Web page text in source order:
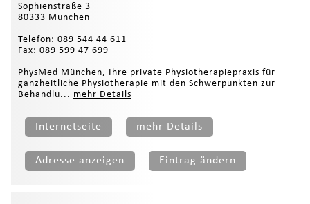
Sophienstraße 3
80333 München
Telefon: 089 544 44 611
Fax: 089 599 47 699
PhysMed München, Ihre private Physiotherapiepraxis für
ganzheitliche Physiotherapie mit den Schwerpunkten zur
Behandlu... mehr Details
Internetseite mehr Details
Adresse anzeigen Eintrag ändern